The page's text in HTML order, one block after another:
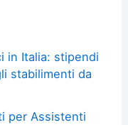
in Italia: stipendi
stabilimenti da
per Assistenti